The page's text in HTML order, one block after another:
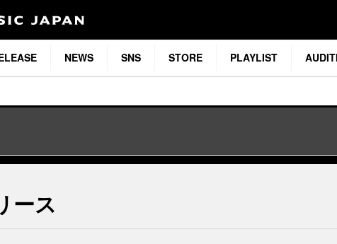
NEWS SNS STORE PLAYLIST
ース